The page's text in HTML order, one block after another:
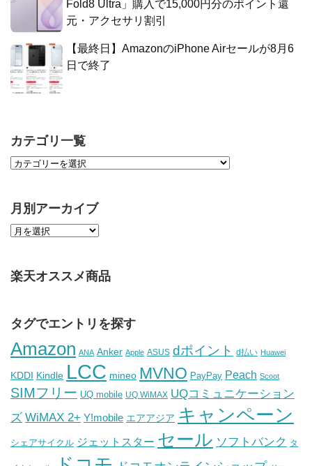
Fold8 Ultra」購入で15,000円分のポイント還
元・アクセサリ割引
【最終日】AmazonのiPhone Airセールが8月6
日で終了
カテゴリ一覧
月別アーカイブ
楽天オススメ商品
タグでエントリを探す
Amazon ANA Anker Apple ASUS dポイント d払い Huawei
KDDI Kindle LCC mineo MVNO PayPay Peach Scoot
SIMフリー UQ mobile UQ WiMAX UQコミュニケーション
ズ WiMAX 2+ Y!mobile エアアジア キャンペーン
シェアサイクル ジェットスター セール ソフトバンク タ